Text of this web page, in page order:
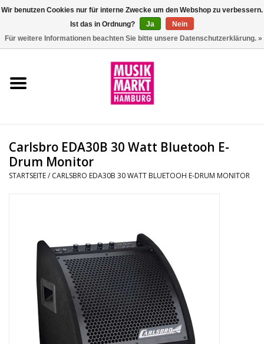
Aktion
Drums
Recording
Lichttechnik
Carlsbro EDA30B 30 Watt Bluetooh E-
Drum Monitor
STARTSEITE/ CARLSBRO EDA30B 30 WATT BLUETOOH E-DRUM MONITOR
Wir benutzen Cookies nur für interne Zwecke um den Webshop zu verbessern.
Ist das in Ordnung?
Ja
Nein
Für weitere Informationen beachten Sie bitte unsere Datenschutzerklärung. »